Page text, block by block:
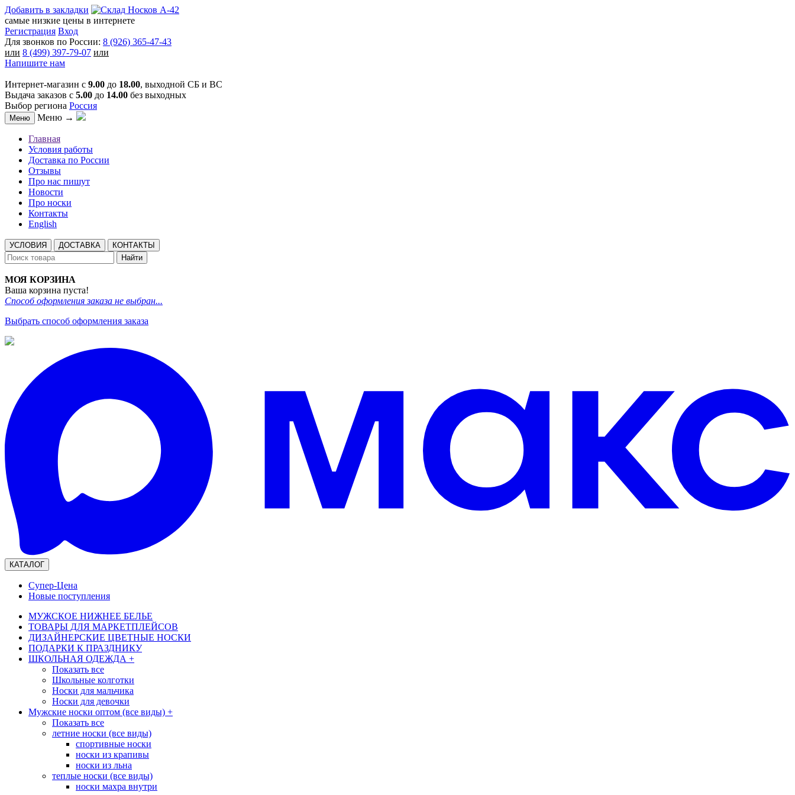
Добавить в закладки
самые низкие цены в интернете
Регистрация Вход
Для звонков по России: 8 (926) 365-47-43
или 8 (499) 397-79-07 или
Напишите нам
Интернет-магазин с 9.00 до 18.00, выходной СБ и ВС
Выдача заказов с 5.00 до 14.00 без выходных
Выбор региона Россия
Меню Меню →
Главная
Условия работы
Доставка по России
Отзывы
Про нас пишут
Новости
Про носки
Контакты
English
УСЛОВИЯ ДОСТАВКА
КОНТАКТЫ
Найти
МОЯ КОРЗИНА
Ваша корзина пуста!
Способ оформления заказа не выбран...
Выбрать способ оформления заказа
КАТАЛОГ
Супер-Цена
Новые поступления
МУЖСКОЕ НИЖНЕЕ БЕЛЬЕ
ТОВАРЫ ДЛЯ МАРКЕТПЛЕЙСОВ
ДИЗАЙНЕРСКИЕ ЦВЕТНЫЕ НОСКИ
ПОДАРКИ К ПРАЗДНИКУ
ШКОЛЬНАЯ ОДЕЖДА +
Показать все
Школьные колготки
Носки для мальчика
Носки для девочки
Мужские носки оптом (все виды) +
Показать все
летние носки (все виды)
спортивные носки
носки из крапивы
носки из льна
теплые носки (все виды)
носки махра внутри